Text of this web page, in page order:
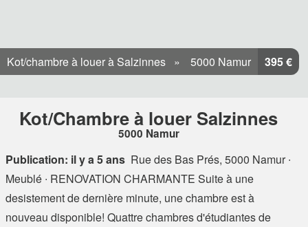
Kot/chambre à louer à Salzinnes 5000 Namur 395 €
Kot/Chambre à louer Salzinnes
5000 Namur
Publication: il y a 5 ans Rue des Bas Prés, 5000 Namur∙
Meublé ∙ RENOVATION CHARMANTE Suite à une
desistement de dernière minute, une chambre est à
nouveau disponible! Quattre chambres d'étudiantes de